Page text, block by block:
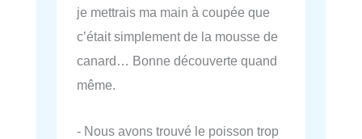
je mettrais ma main à coupée que
c’était simplement de la mousse de
canard… Bonne découverte quand
même.
- Nous avons trouvé le poisson trop